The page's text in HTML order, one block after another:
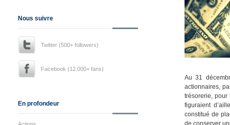
Nous suivre
Twitter (500+ followers)
Facebook (12.000+ fans)
En profondeur
Au 31
actionnaires,
trésorerie, pour
figuraient
constitué de
de conserver